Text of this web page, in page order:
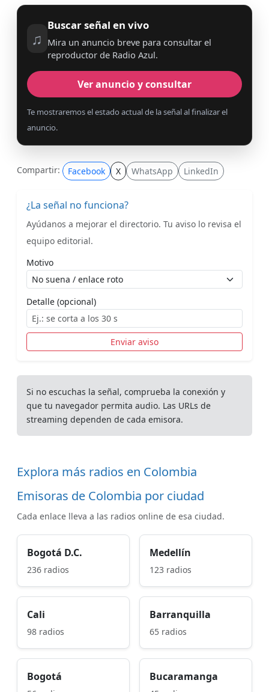
♫
Buscar señal en vivo
Mira un anuncio breve para consultar el
reproductor de Radio Azul.
Ver anuncio y consultar
Te mostraremos el estado actual de la señal al finalizar el
anuncio.
Compartir: Facebook X WhatsApp LinkedIn
¿La señal no funciona?
Ayúdanos a mejorar el directorio. Tu aviso lo revisa el
equipo editorial.
Motivo
Detalle (opcional)
Enviar aviso
Si no escuchas la señal, comprueba la conexión y
que tu navegador permita audio. Las URLs de
streaming dependen de cada emisora.
Explora más radios en Colombia
Emisoras de Colombia por ciudad
Cada enlace lleva a las radios online de esa ciudad.
Bogotá D.C.
236 radios
Medellín
123 radios
Cali
98 radios
Barranquilla
65 radios
Bogotá Bucaramanga